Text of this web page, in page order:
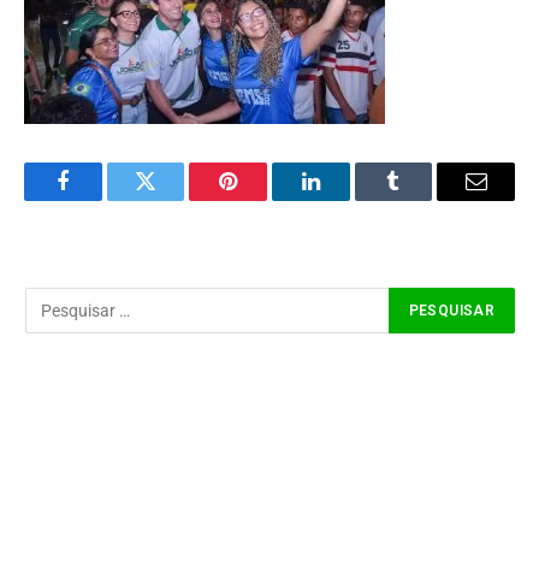
FacebookTwitter Pinterest LinkedInTumblr Email